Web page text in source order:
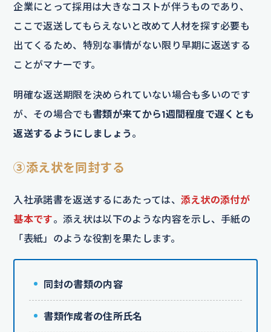
企業にとって採用は大きなコストが伴うものであり、
ここで返送してもらえないと改めて人材を探す必要も
出てくるため、特別な事情がない限り早期に返送する
ことがマナーです。
明確な返送期限を決められていない場合も多いのです
が、その場合でも書類が来てから1週間程度で遅くとも
返送するようにしましょう 。
③添え状を同封する
入社承諾書を返送するにあたっては、 添え状の添付が
基本です。添え状は以下のような内容を示し、手紙の
「表紙」のような役割を果たします。
同封の書類の内容
書類作成者の住所氏名